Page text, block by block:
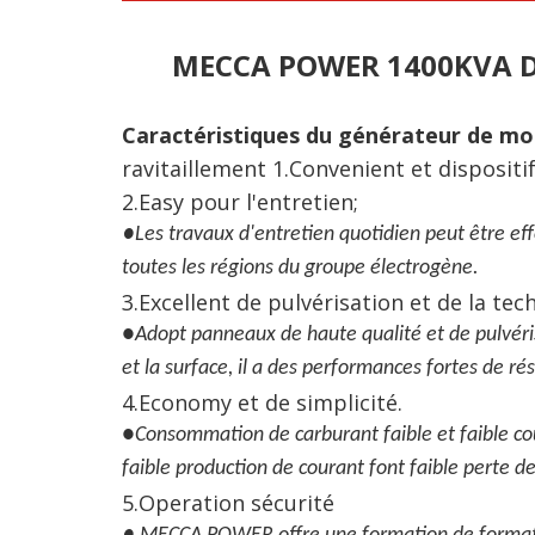
MECCA POWER
Caractéristiques du générateur de
ravitaillement 1.Convenient et
2.Easy pour l'entretien;
●Les travaux d'entretien quotidien peut être
toutes les régions du groupe électrogène.
3.Excellent de pulvérisation et de la
●Adopt panneaux de haute qualité et de
et la surface, il a des performances fortes de
4.Economy et de simplicité.
●Consommation de carburant faible et faible
faible production de courant font faible perte
5.Operation sécurité